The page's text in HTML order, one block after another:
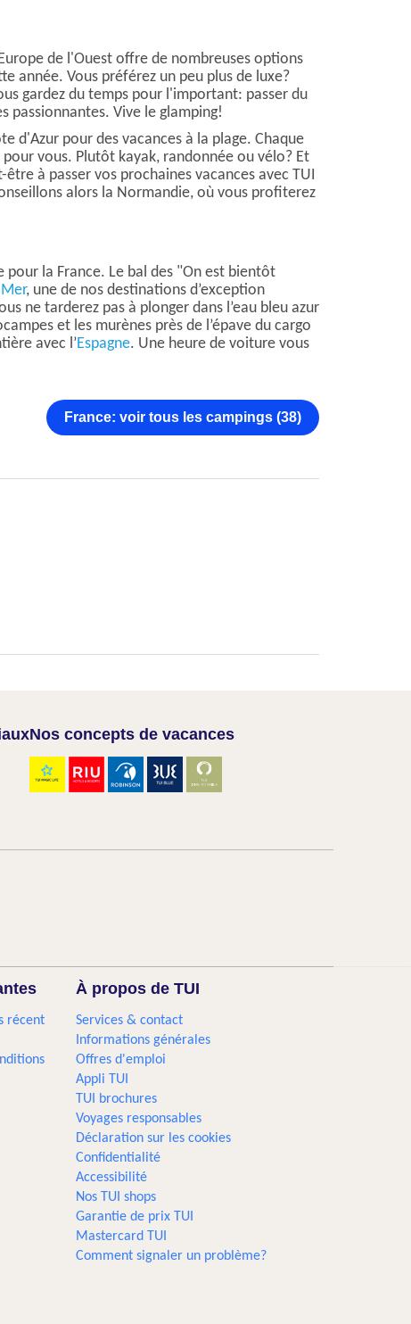
de l'Ouest offre de nombreuses options
année. Vous préférez un peu plus de luxe?
gardez du temps pour l'important: passer du
passionnantes. Vive le glamping!
d'Azur pour des vacances à la plage. Chaque
vous. Plutôt kayak, randonnée ou vélo? Et
à passer vos prochaines vacances avec TUI
alors la Normandie, où vous profiterez
pour la France. Le bal des "On est bientôt
, une de nos destinations d’exception
ne tarderez pas à plonger dans l’eau bleu azur
et les murènes près de l’épave du cargo
avec l’Espagne. Une heure de voiture vous
France: voir tous les campings (38)
Nos concepts de vacances
récent
À propos de TUI
Services & contact
Informations générales
Offres d'emploi
Appli TUI
TUI brochures
Voyages responsables
Déclaration sur les cookies
Confidentialité
Accessibilité
Nos TUI shops
Garantie de prix TUI
Mastercard TUI
Comment signaler un problème?